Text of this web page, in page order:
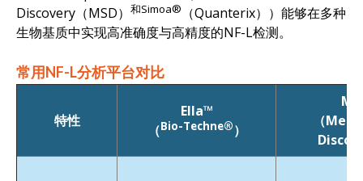
Discovery（MSD） 和Simoa®
（Quanterix））能够在多种
生物基质中实现高准确度与高精度的NF-L检测。
常用NF-L分析平台对比
特性
Ella™
（Bio-Techne®）
（